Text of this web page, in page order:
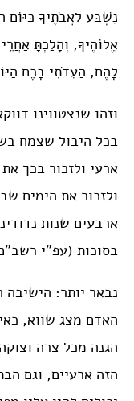
נִשְׁבַּע לַאֲבֹתֶיךָ
אֱלוֹהֶיךָ, וְהָלַכְתָּ
לָהֶם, הַעִדֹתִי בָכֶם
וזהו שנצטווינו
בכל היבול שצמח
ארעי ולזכור בכך
ולזכור את הימים
ארבעים שנות
בסוכות (עפ”י
נבאר יותר: הישיבה
האדם מצג שווא,
הגנה מכל צרה
הזה ארעיים, וגם